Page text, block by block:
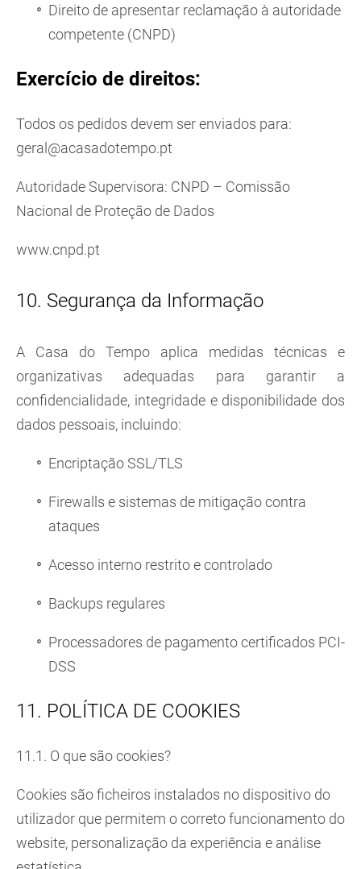
Direito de apresentar reclamação à autoridade
competente (CNPD)
Exercício de direitos:
Todos os pedidos devem ser enviados para:
geral@acasadotempo.pt
Autoridade Supervisora: CNPD – Comissão
Nacional de Proteção de Dados
www.cnpd.pt
10. Segurança da Informação
A Casa do Tempo aplica medidas técnicas e
organizativas adequadas para garantir a
confidencialidade, integridade e disponibilidade dos
dados pessoais, incluindo:
Encriptação SSL/TLS
Firewalls e sistemas de mitigação contra
ataques
Acesso interno restrito e controlado
Backups regulares
Processadores de pagamento certificados PCI-
DSS
11. POLÍTICA DE COOKIES
11.1. O que são cookies?
Cookies são ficheiros instalados no dispositivo do
utilizador que permitem o correto funcionamento do
website, personalização da experiência e análise